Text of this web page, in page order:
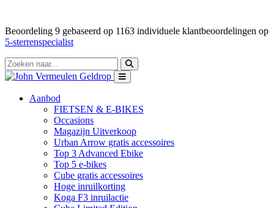
Beoordeling 9 gebaseerd op 1163 individuele klantbeoordelingen op
5-sterrenspecialist
Aanbod
FIETSEN & E-BIKES
Occasions
Magazijn Uitverkoop
Urban Arrow gratis accessoires
Top 3 Advanced Ebike
Top 5 e-bikes
Cube gratis accessoires
Hoge inruilkorting
Koga F3 inruilactie